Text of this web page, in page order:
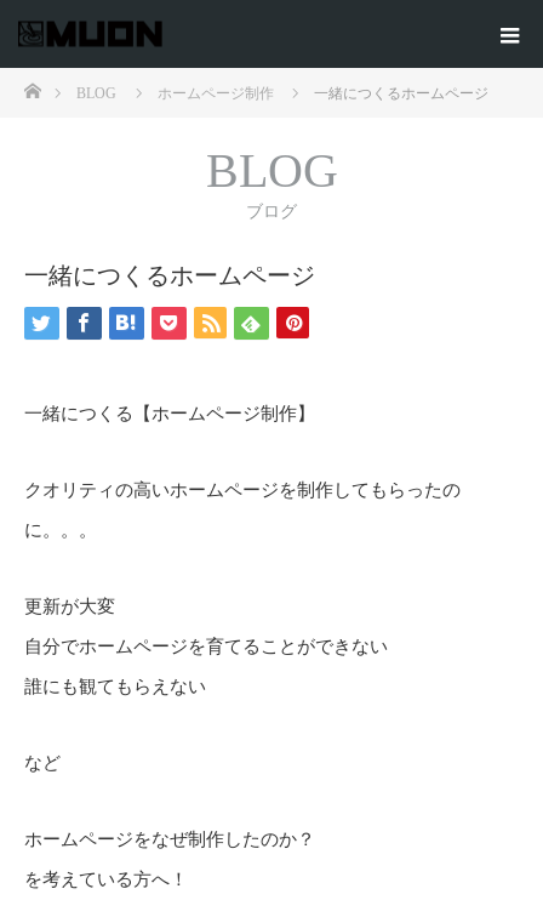
ホームBLOG ホームページ制作 一緒につくるホームページ
BLOG
ブログ
一緒につくるホームページ
一緒につくる【ホームページ制作】
クオリティの高いホームページを制作してもらったの
に。。。
更新が大変
自分でホームページを育てることができない
誰にも観てもらえない
など
ホームページをなぜ制作したのか？
を考えている方へ！